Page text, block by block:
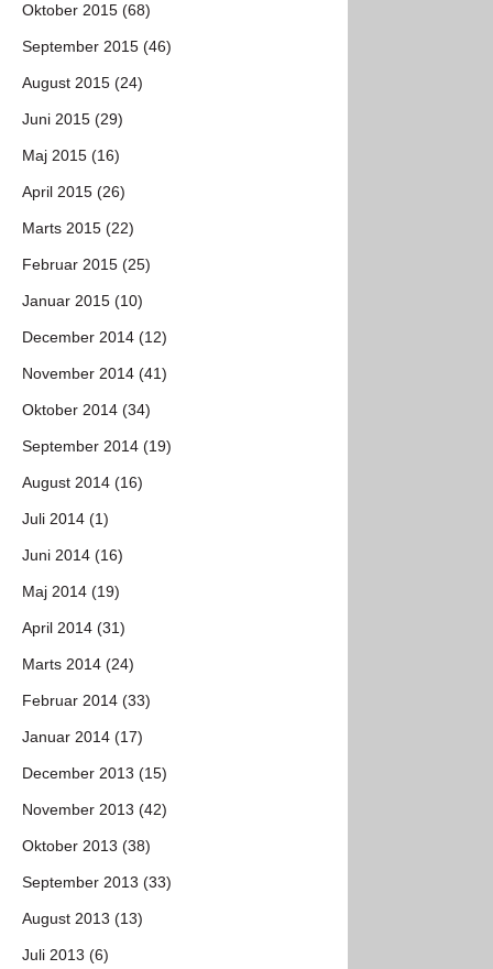
Oktober 2015 (68)
September 2015 (46)
August 2015 (24)
Juni 2015 (29)
Maj 2015 (16)
April 2015 (26)
Marts 2015 (22)
Februar 2015 (25)
Januar 2015 (10)
December 2014 (12)
November 2014 (41)
Oktober 2014 (34)
September 2014 (19)
August 2014 (16)
Juli 2014 (1)
Juni 2014 (16)
Maj 2014 (19)
April 2014 (31)
Marts 2014 (24)
Februar 2014 (33)
Januar 2014 (17)
December 2013 (15)
November 2013 (42)
Oktober 2013 (38)
September 2013 (33)
August 2013 (13)
Juli 2013 (6)